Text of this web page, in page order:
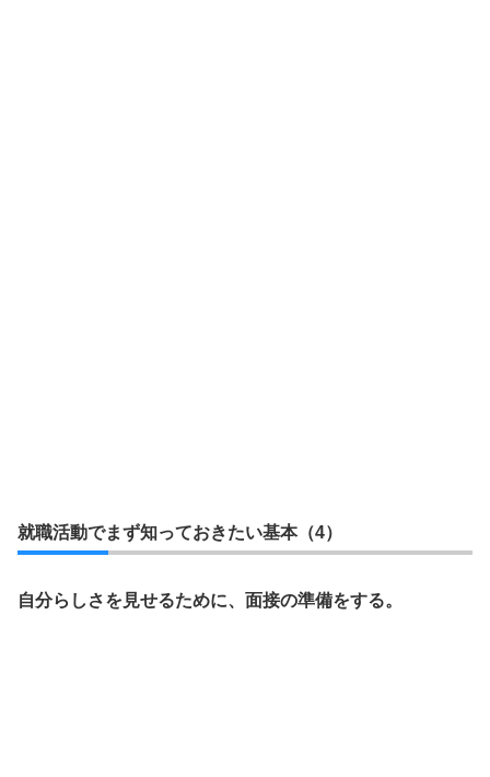
就職活動でまず知っておきたい基本（4）
自分らしさを見せるために、面接の準備をする。